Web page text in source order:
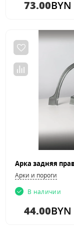
73.00BYN
Арки и пороги
В наличии
44.00BYN